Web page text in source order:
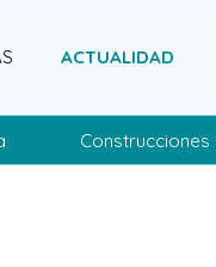
ACTUALIDAD
Construcciones